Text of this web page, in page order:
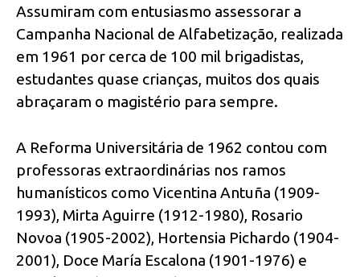
Assumiram com entusiasmo assessorar a
Campanha Nacional de Alfabetização, realizada
em 1961 por cerca de 100 mil brigadistas,
estudantes quase crianças, muitos dos quais
abraçaram o magistério para sempre.
A Reforma Universitária de 1962 contou com
professoras extraordinárias nos ramos
humanísticos como Vicentina Antuña (1909-
1993), Mirta Aguirre (1912-1980), Rosario
Novoa (1905-2002), Hortensia Pichardo (1904-
2001), Doce María Escalona (1901-1976) e